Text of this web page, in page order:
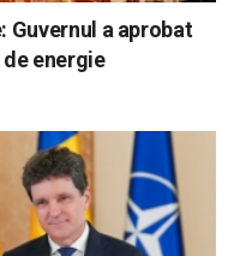
Guvernul a aprobat
energie